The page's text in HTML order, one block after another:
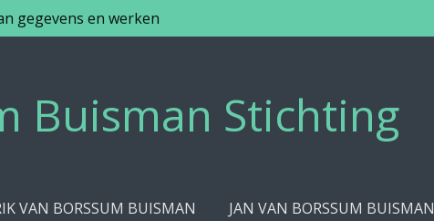
gegevens en werken
Buisman Stichting
VAN BORSSUM BUISMAN
JAN VAN BORSSUM BUISMAN